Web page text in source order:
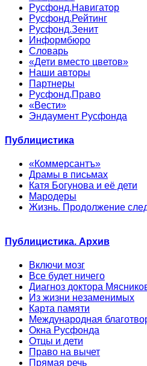
Русфонд.Навигатор
Русфонд.Рейтинг
Русфонд.Зенит
Информбюро
Словарь
«Дети вместо цветов»
Наши авторы
Партнеры
Русфонд.Право
«Вести»
Эндаумент Русфонда
Публицистика
«Коммерсантъ»
Драмы в письмах
Катя Богунова и её дети
Мародеры
Жизнь. Продолжение
Публицистика. Архив
Включи мозг
Все будет ничего
Диагноз доктора
Из жизни незаменимых
Карта памяти
Международная
Окна Русфонда
Отцы и дети
Право на вычет
Прямая речь